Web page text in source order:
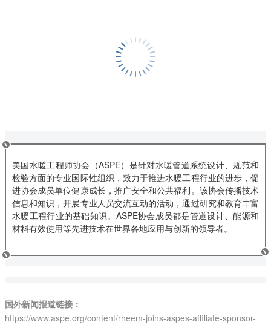
美国水暖工程师协会（ASPE）是针对水暖管道系统设计、规范和
检验方面的专业国际性组织，致力于推进水暖工程行业的进步，促
进协会成员单位健康成长，推广安全和公共福利。该协会传播技术
信息和知识，开展专业人员交流互动的活动，通过研究和教育丰富
水暖工程行业的基础知识。ASPE协会成员都是管道设计、能源和
材料有效使用等先进技术在世界各地应用与创新的领导者。
国外新闻报道链接：
https://www.aspe.org/content/rheem-joins-aspes-affiliate-sponsor-